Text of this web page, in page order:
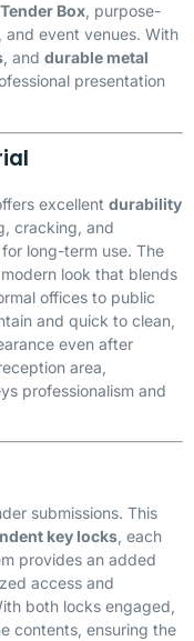
Box , purpose-
and event venues. With
, and durable metal
presentation
excellent durability
cracking, and
long-term use. The
look that blends
offices to public
and quick to clean,
even after
area,
professionalism and
submissions. This
key locks , each
provides an added
access and
both locks engaged,
contents, ensuring the